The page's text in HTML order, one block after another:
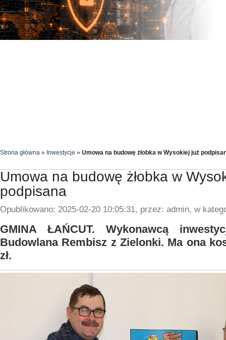
Strona główna » Inwestycje » Umowa na budowę żłobka w Wysokiej już
Umowa na budowę żłobka w
podpisana
Opublikowano: 2025-02-20 10:05:31, przez: admin, w
GMINA ŁAŃCUT. Wykonawcą
Budowlana Rembisz z Zielonki. Ma ona
zł.